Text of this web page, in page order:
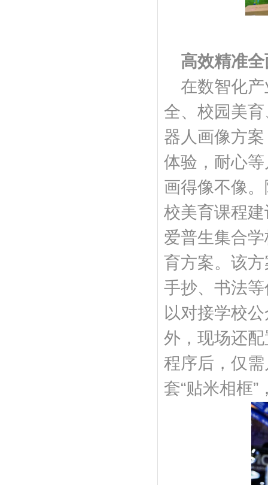
高效精准
在数智化
全、校园美
器人画像方
体验，耐心
画得像不像
校美育课程
爱普生集合
育方案。该
手抄、书法
以对接学校
外，现场还配
程序后，仅
套“贴米相框